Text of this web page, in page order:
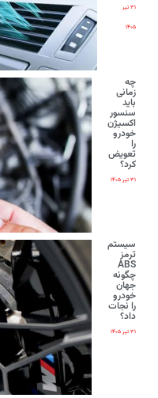
۳۱ تیر
۱۴۰۵
چه
زمانی
باید
سنسور
اکسیژن
خودرو
را
تعویض
کرد؟
۳۱ تیر ۱۴۰۵
سیستم
ترمز
ABS
چگونه
جهان
خودرو
را نجات
داد؟
۳۱ تیر ۱۴۰۵